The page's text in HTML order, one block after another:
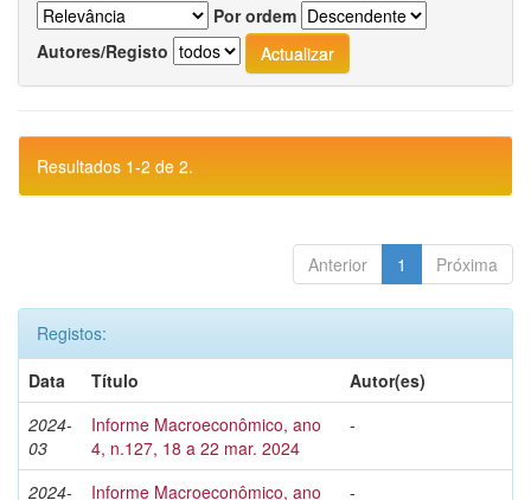
Por ordem
Autores/Registo
Resultados 1-2 de 2.
Anterior 1 Próxima
Registos:
Data
Título
Autor(es)
2024-
03
Informe Macroeconômico, ano
4, n.127, 18 a 22 mar. 2024
-
2024- Informe Macroeconômico, ano -